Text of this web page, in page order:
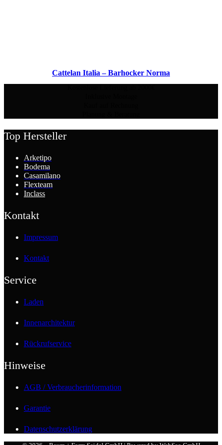
Cattelan Italia – Barhocker Norma
Top Hersteller
Arketipo
Bodema
Casamilano
Flexteam
Inclass
Kontakt
Impressum
Kontakt
Service
Laden
Innenarchitektur
Rückrufservice
Hinweise
AGB / Verbraucherinformation
Garantie
Datenschutzerklärung